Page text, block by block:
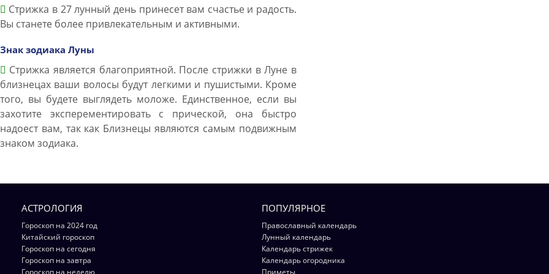
Стрижка в 27 лунный день принесет вам счастье и радость.
Вы станете более привлекательным и активными.
Знак зодиака Луны
Стрижка является благоприятной. После стрижки в Луне в
близнецах ваши волосы будут легкими и пушистыми. Кроме
того, вы будете выглядеть моложе. Единственное, если вы
захотите эксперементировать с прической, она быстро
надоест вам, так как Близнецы являются самым подвижным
знаком зодиака.
АСТРОЛОГИЯ
Гороскоп на 2024 год
Китайский гороскоп
Гороскоп на сегодня
Гороскоп на завтра
Гороскоп на неделю
ПОПУЛЯРНОЕ
Православный календарь
Лунный календарь
Календарь стрижек
Календарь огородника
Приметы